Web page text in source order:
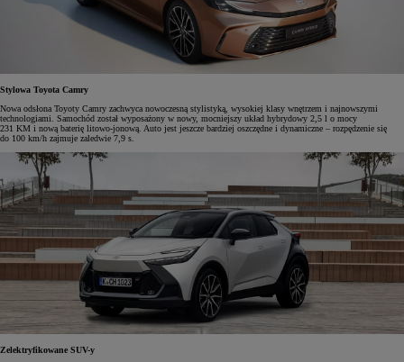
Stylowa Toyota Camry
Nowa odsłona Toyoty Camry zachwyca nowoczesną stylistyką, wysokiej klasy wnętrzem i najnowszymi
technologiami. Samochód został wyposażony w nowy, mocniejszy układ hybrydowy 2,5 l o mocy
231 KM i nową baterię litowo-jonową. Auto jest jeszcze bardziej oszczędne i dynamiczne – rozpędzenie się
do 100 km/h zajmuje zaledwie 7,9 s.
Zelektryfikowane SUV-y